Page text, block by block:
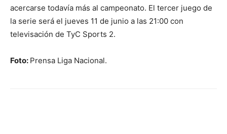
acercarse todavía más al campeonato. El tercer juego de
la serie será el jueves 11 de junio a las 21:00 con
televisación de TyC Sports 2.
Foto: Prensa Liga Nacional.